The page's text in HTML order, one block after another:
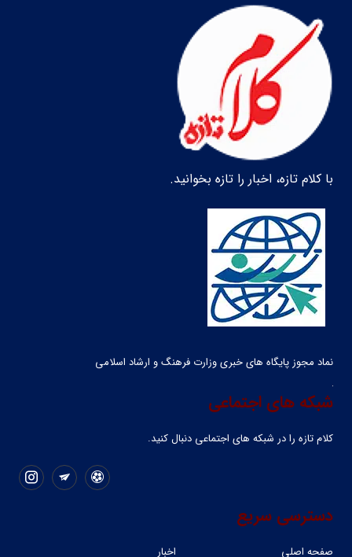
با کلام تازه، اخبار را تازه بخوانید.
نماد مجوز پایگاه های خبری وزارت فرهنگ و ارشاد اسلامی
شبکه های اجتماعی
کلام تازه را در شبکه ‌های اجتماعی دنبال کنید.
دسترسی سریع
صفحه اصلی اخبار